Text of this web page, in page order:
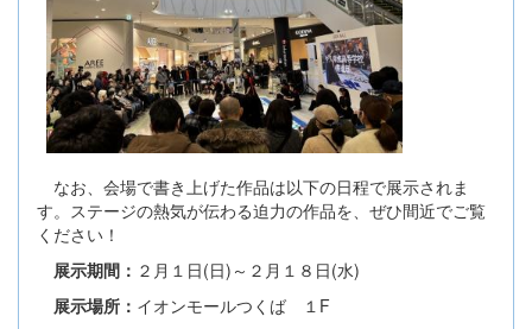
なお、会場で書き上げた作品は以下の日程で展示されま
す。ステージの熱気が伝わる迫力の作品を、ぜひ間近でご覧
ください！
展示期間： ２月１日(日)～２月１８日(水)
展示場所： イオンモールつくば １F